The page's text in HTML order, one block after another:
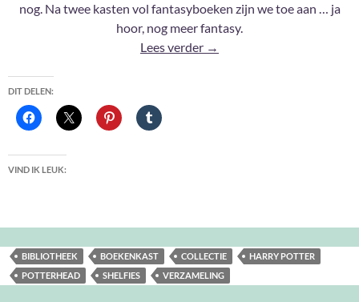
nog. Na twee kasten vol fantasyboeken zijn we toe aan … ja
hoor, nog meer fantasy.
Lees verder 2021: Shelfies #4
→
DIT DELEN:
VIND IK LEUK:
BIBLIOTHEEK BOEKENKAST COLLECTIE
HARRY POTTER
POTTERHEAD
SHELFIES VERZAMELING